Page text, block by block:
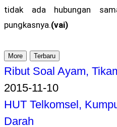
tidak ada hubungan
pungkasnya.(vai)
More Terbaru
Ribut Soal Ayam,
2015-11-10
HUT Telkomsel,
Darah